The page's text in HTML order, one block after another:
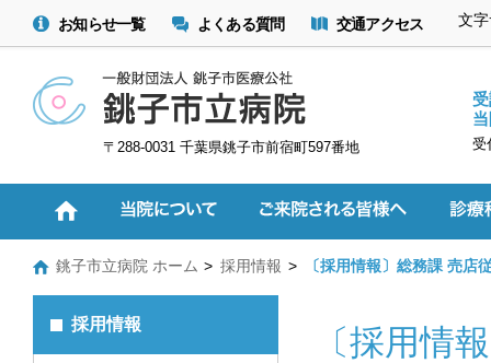
お知らせ一覧 よくある質問 交通アクセス 文
〒288-0031 千葉県銚子市前宿町597番地 受
銚子市立病院 ホーム 採用情報 〔採用情報〕総務課 売店
〔採用情
採用情報